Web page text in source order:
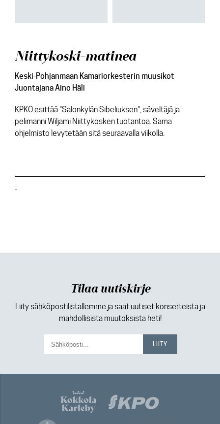
Niittykoski-matinea
Keski-Pohjanmaan Kamariorkesterin muusikot
Juontajana Aino Häli
KPKO esittää "Salonkylän Sibeliuksen", säveltäjä ja
pelimanni Wiljami Niittykosken tuotantoa. Sama
ohjelmisto levytetään sitä seuraavalla viikolla.
-
Tilaa uutiskirje
Liity sähköpostilistallemme ja saat uutiset konserteista ja
mahdollisista muutoksista heti!